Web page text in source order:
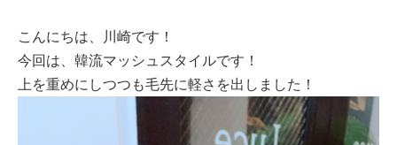
こんにちは、川崎です！
今回は、韓流マッシュスタイルです！
上を重めにしつつも毛先に軽さを出しました！